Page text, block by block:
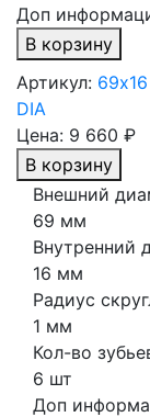
Доп
В корзину
Артикул:
DIA
Цена: 9 660 ₽
В корзину
Внешний
69 мм
Внутренний
16 мм
Радиус
1 мм
Кол-во
6 шт
Доп